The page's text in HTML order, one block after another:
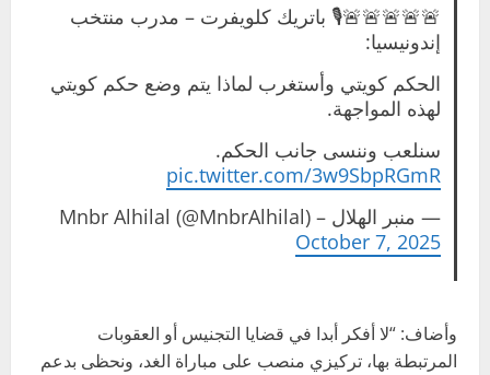
🚨🚨🚨🚨🚨🎙️ باتريك كلويفرت – مدرب منتخب
إندونيسيا:
الحكم كويتي وأستغرب لماذا يتم وضع حكم كويتي
لهذه المواجهة.
سنلعب وننسى جانب الحكم.
pic.twitter.com/3w9SbpRGmR
— منبر الهلال – Mnbr Alhilal (@MnbrAlhilal)
October 7, 2025
وأضاف: “لا أفكر أبدا في قضايا التجنيس أو العقوبات
المرتبطة بها، تركيزي منصب على مباراة الغد، ونحظى بدعم